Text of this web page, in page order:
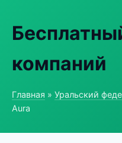
компаний
Главная » Уральский
Aura